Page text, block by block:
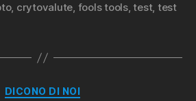
, crytovalute, fools tools, test, test
Categorie
DICONO DI NOI